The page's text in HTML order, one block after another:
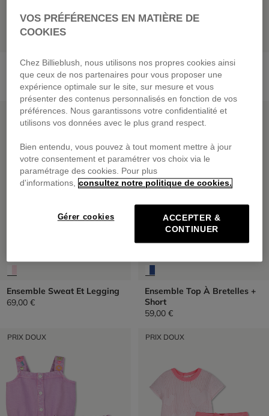
Ensemble Tee-Shirt + Short
55,00 €
Ensemble Tee-Shirt +
Pantalon
59,00 €
PRIX DOUX
Ensemble Sweat Et Legging
69,00 €
PRIX DOUX
Ensemble Top À Bretelles +
Short
59,00 €
PRIX DOUX PRIX DOUX
VOS PRÉFÉRENCES EN MATIÈRE DE
COOKIES
Chez Billieblush, nous utilisons nos propres cookies ainsi
que ceux de nos partenaires pour vous proposer une
expérience optimale sur le site, sur mesure et vous
présenter des contenus personnalisés en fonction de vos
préférences. Nous garantissons votre confidentialité et
utilisons vos données avec le plus grand respect.
Bien entendu, vous pouvez à tout moment mettre à jour
votre consentement et paramétrer vos choix via le
paramétrage des cookies. Pour plus
d'informations, consultez notre politique de cookies.
Gérer cookies
ACCEPTER &
CONTINUER